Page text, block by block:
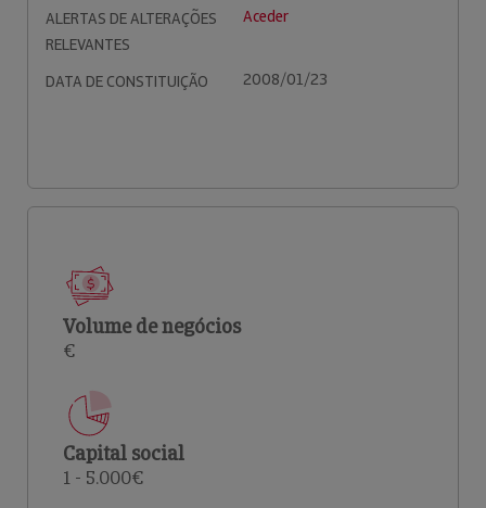
ALERTAS DE ALTERAÇÕES
RELEVANTES
Aceder
DATA DE CONSTITUIÇÃO 2008/01/23
Volume de negócios
€
Capital social
1 - 5.000€